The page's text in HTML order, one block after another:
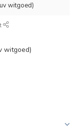
witgoed)
witgoed)